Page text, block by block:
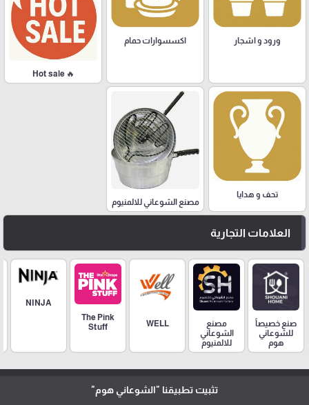
ورود و اشجار اكسسوارات حمام
🔥 Hot sale
تحف و هدايا
مصنع الشوعاني للالمنيوم
العلامات التجارية
صنع خصيصاً
للشوعاني
هوم
مصنع
الشوعاني
للالمنيوم
WELL
The Pink
Stuff
NINJA
تثبيت تطبيقنا "الشوعاني هوم"